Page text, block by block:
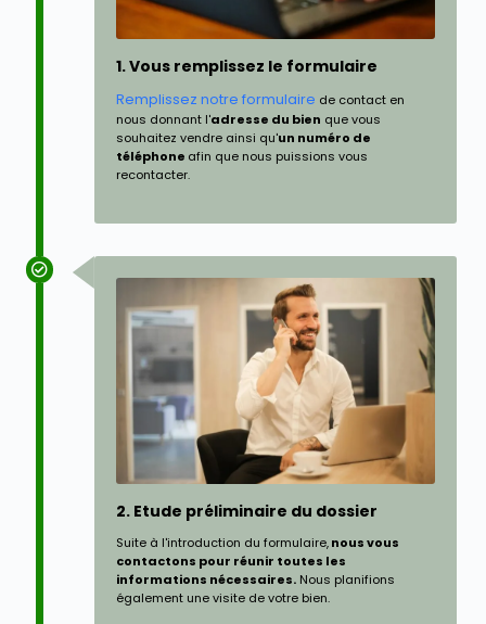
1. Vous remplissez le formulaire
Remplissez notre formulaire de contact en
nous donnant l'adresse du bien que vous
souhaitez vendre ainsi qu'un numéro de
téléphone afin que nous puissions vous
recontacter.
2. Etude préliminaire du dossier
Suite à l'introduction du formulaire,nous vous
contactons pour réunir toutes les
informations nécessaires.Nous planifions
également une visite de votre bien.